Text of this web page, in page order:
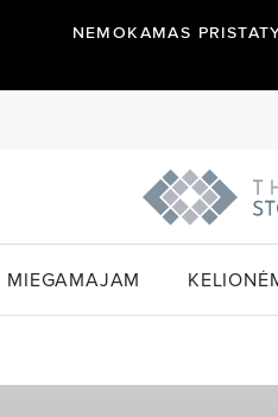
NEMOKAMAS
MIEGAMAJAM